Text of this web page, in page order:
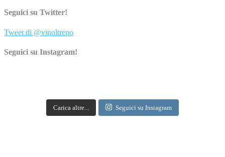
23 febbraio 2017
Oggi a Milano, dalle 18 alle 22, speciale degustazione dedicata ai
protagonista. #weloveoltrepo
gamberorosso.it
Seguici su Twitter!
Tweet di @vinoltrepo
Seguici su Instagram!
Carica altre... Seguici su Instagram